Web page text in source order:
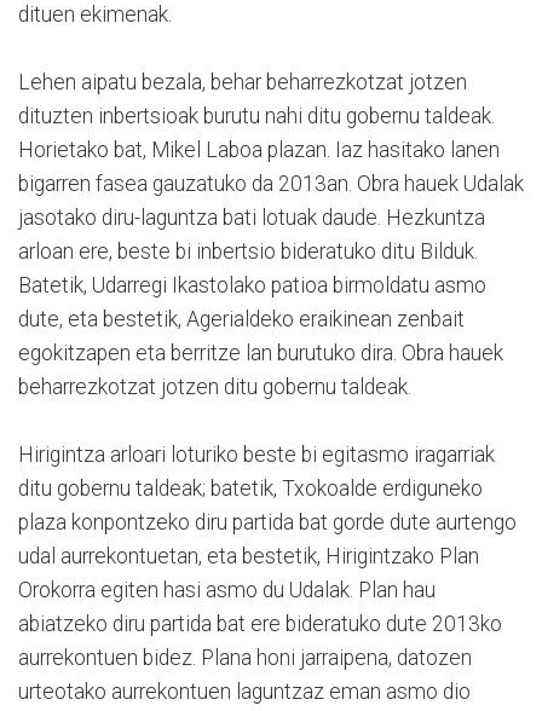
dituen ekimenak.
Lehen aipatu bezala, behar beharrezkotzat jotzen
dituzten inbertsioak burutu nahi ditu gobernu taldeak.
Horietako bat, Mikel Laboa plazan. Iaz hasitako lanen
bigarren fasea gauzatuko da 2013an. Obra hauek Udalak
jasotako diru-laguntza bati lotuak daude. Hezkuntza
arloan ere, beste bi inbertsio bideratuko ditu Bilduk.
Batetik, Udarregi Ikastolako patioa birmoldatu asmo
dute, eta bestetik, Agerialdeko eraikinean zenbait
egokitzapen eta berritze lan burutuko dira. Obra hauek
beharrezkotzat jotzen ditu gobernu taldeak.
Hirigintza arloari loturiko beste bi egitasmo iragarriak
ditu gobernu taldeak; batetik, Txokoalde erdiguneko
plaza konpontzeko diru partida bat gorde dute aurtengo
udal aurrekontuetan, eta bestetik, Hirigintzako Plan
Orokorra egiten hasi asmo du Udalak. Plan hau
abiatzeko diru partida bat ere bideratuko dute 2013ko
aurrekontuen bidez. Plana honi jarraipena, datozen
urteotako aurrekontuen laguntzaz eman asmo dio